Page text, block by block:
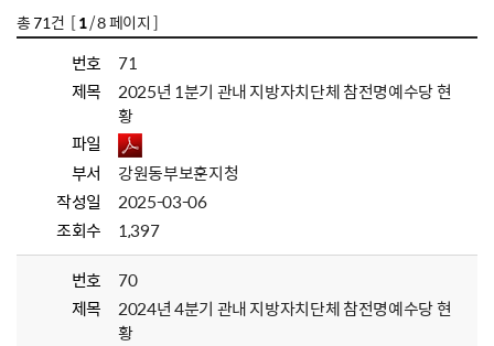
총 71건 [1/ 8 페이지 ]
번호
71
제목
2025년 1분기 관내 지방자치단체 참전명예수당 현
황
파일
부서
강원동부보훈지청
작성일
2025-03-06
조회수
1,397
번호
70
제목
2024년 4분기 관내 지방자치단체 참전명예수당 현
황